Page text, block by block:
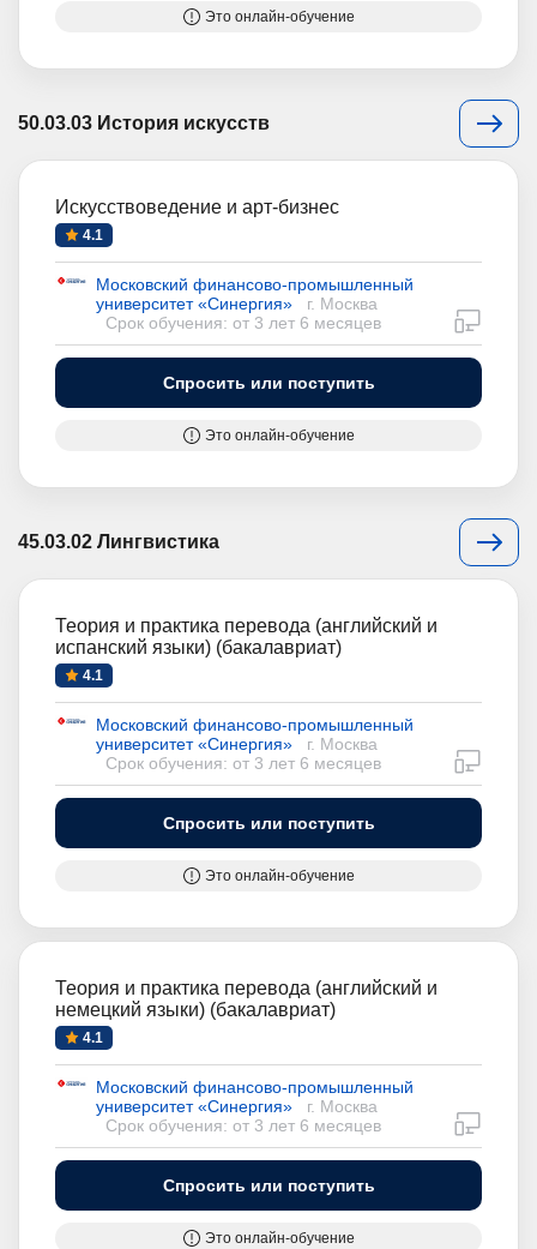
Это онлайн-обучение
50.03.03 История искусств
Искусствоведение и арт-бизнес
4.1
Московский финансово-промышленный
университет «Синергия»
г. Москва
Срок обучения: от 3 лет 6 месяцев
Спросить или поступить
Это онлайн-обучение
45.03.02 Лингвистика
Теория и практика перевода (английский и
испанский языки) (бакалавриат)
4.1
Московский финансово-промышленный
университет «Синергия»
г. Москва
Срок обучения: от 3 лет 6 месяцев
Спросить или поступить
Это онлайн-обучение
Теория и практика перевода (английский и
немецкий языки) (бакалавриат)
4.1
Московский финансово-промышленный
университет «Синергия»
г. Москва
Срок обучения: от 3 лет 6 месяцев
Спросить или поступить
Это онлайн-обучение